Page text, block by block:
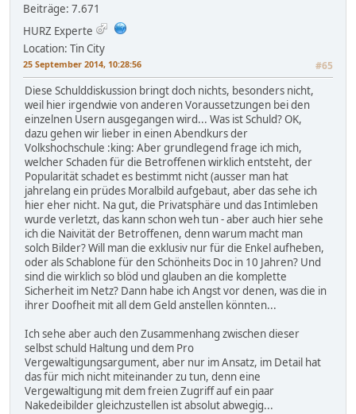
Beiträge: 7.671
HURZ Experte
Location: Tin City
25 September 2014, 10:28:56 #65
Diese Schulddiskussion bringt doch nichts, besonders nicht,
weil hier irgendwie von anderen Voraussetzungen bei den
einzelnen Usern ausgegangen wird... Was ist Schuld? OK,
dazu gehen wir lieber in einen Abendkurs der
Volkshochschule :king: Aber grundlegend frage ich mich,
welcher Schaden für die Betroffenen wirklich entsteht, der
Popularität schadet es bestimmt nicht (ausser man hat
jahrelang ein prüdes Moralbild aufgebaut, aber das sehe ich
hier eher nicht. Na gut, die Privatsphäre und das Intimleben
wurde verletzt, das kann schon weh tun - aber auch hier sehe
ich die Naivität der Betroffenen, denn warum macht man
solch Bilder? Will man die exklusiv nur für die Enkel aufheben,
oder als Schablone für den Schönheits Doc in 10 Jahren? Und
sind die wirklich so blöd und glauben an die komplette
Sicherheit im Netz? Dann habe ich Angst vor denen, was die in
ihrer Doofheit mit all dem Geld anstellen könnten...
Ich sehe aber auch den Zusammenhang zwischen dieser
selbst schuld Haltung und dem Pro
Vergewaltigungsargument, aber nur im Ansatz, im Detail hat
das für mich nicht miteinander zu tun, denn eine
Vergewaltigung mit dem freien Zugriff auf ein paar
Nakedeibilder gleichzustellen ist absolut abwegig...